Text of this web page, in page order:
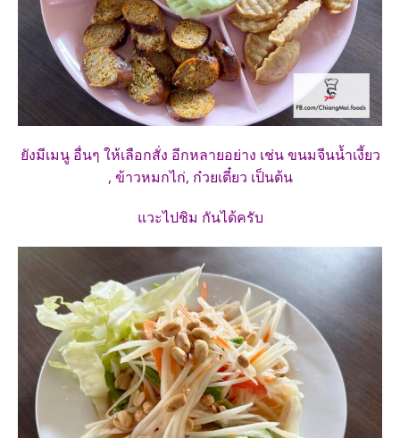
ยังมีเมนู อื่นๆ ให้เลือกสั่ง อีกหลายอย่าง เช่น ขนมจีนน้ำเงี้ยว
, ข้าวหมกไก่, ก๋วยเตี๋ยว เป็นต้น
แวะไปชิม กันได้ครับ